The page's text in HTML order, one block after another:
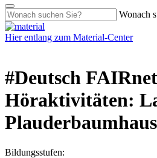
Wonach
Hier entlang zum Material-Center
#Deutsch
Höraktivitäten:
Plauderbaumhaus
Bildungsstufen: